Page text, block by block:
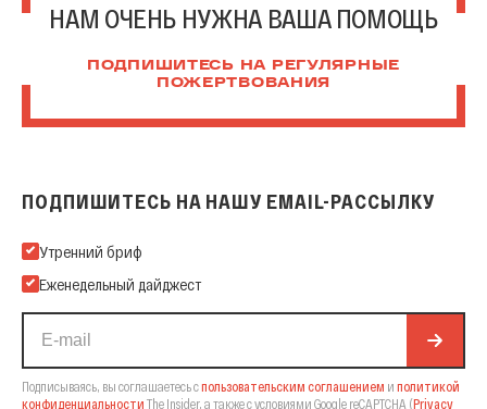
НАМ ОЧЕНЬ НУЖНА ВАША ПОМОЩЬ
ПОДПИШИТЕСЬ НА РЕГУЛЯРНЫЕ
ПОЖЕРТВОВАНИЯ
ПОДПИШИТЕСЬ НА НАШУ EMAIL-РАССЫЛКУ
Подпишитесь на нашу Email-рассылку
Утренний бриф
Еженедельный дайджест
Подписываясь, вы соглашаетесь спользовательским соглашением и политикой
конфиденциальности The Insider, а также с условиями Google reCAPTCHA (Privacy